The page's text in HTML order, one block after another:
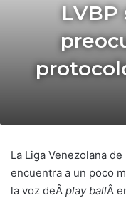
LVBP
La Liga Venezolana
encuentra a un poco
la voz deÂ play ballÂ